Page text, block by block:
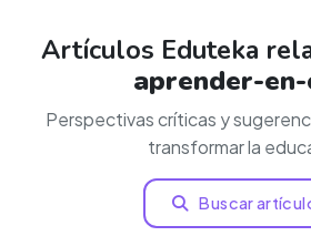
Artículos Eduteka
aprender-en-
Perspectivas críticas y
transformar la
Buscar